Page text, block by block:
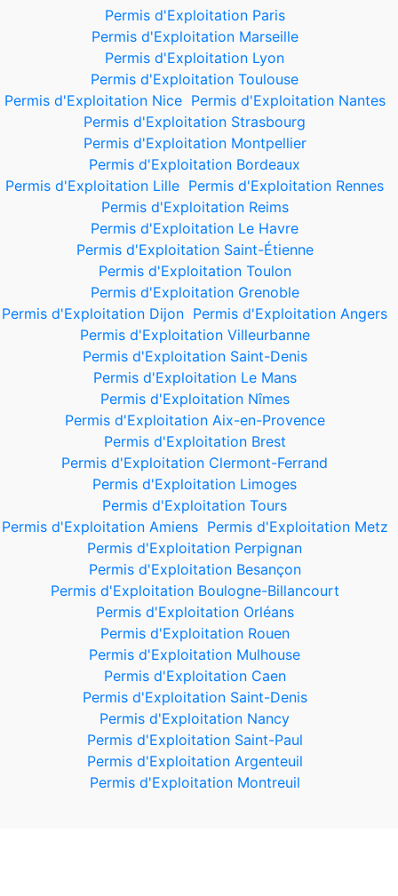
Permis d'Exploitation Paris
Permis d'Exploitation Marseille
Permis d'Exploitation Lyon
Permis d'Exploitation Toulouse
Permis d'Exploitation Nice Permis d'Exploitation Nantes
Permis d'Exploitation Strasbourg
Permis d'Exploitation Montpellier
Permis d'Exploitation Bordeaux
Permis d'Exploitation Lille Permis d'Exploitation Rennes
Permis d'Exploitation Reims
Permis d'Exploitation Le Havre
Permis d'Exploitation Saint-Étienne
Permis d'Exploitation Toulon
Permis d'Exploitation Grenoble
Permis d'Exploitation Dijon Permis d'Exploitation Angers
Permis d'Exploitation Villeurbanne
Permis d'Exploitation Saint-Denis
Permis d'Exploitation Le Mans
Permis d'Exploitation Nîmes
Permis d'Exploitation Aix-en-Provence
Permis d'Exploitation Brest
Permis d'Exploitation Clermont-Ferrand
Permis d'Exploitation Limoges
Permis d'Exploitation Tours
Permis d'Exploitation Amiens Permis d'Exploitation Metz
Permis d'Exploitation Perpignan
Permis d'Exploitation Besançon
Permis d'Exploitation Boulogne-Billancourt
Permis d'Exploitation Orléans
Permis d'Exploitation Rouen
Permis d'Exploitation Mulhouse
Permis d'Exploitation Caen
Permis d'Exploitation Saint-Denis
Permis d'Exploitation Nancy
Permis d'Exploitation Saint-Paul
Permis d'Exploitation Argenteuil
Permis d'Exploitation Montreuil